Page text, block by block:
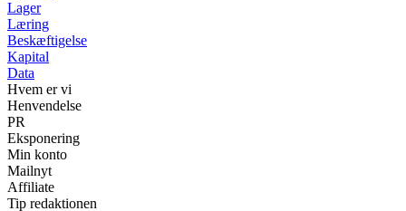
Lager
Læring
Beskæftigelse
Kapital
Data
Hvem er vi
Henvendelse
PR
Eksponering
Min konto
Mailnyt
Affiliate
Tip redaktionen